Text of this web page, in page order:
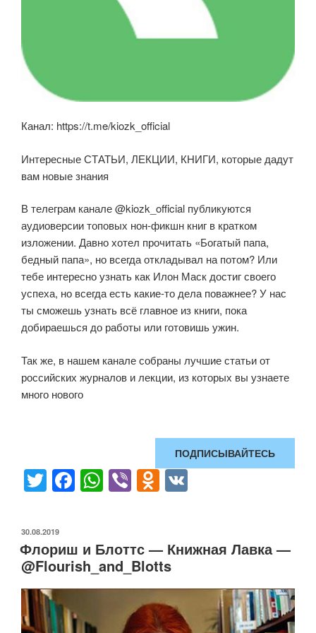
Канал: https://t.me/kiozk_official
Интересные СТАТЬИ, ЛЕКЦИИ, КНИГИ, которые дадут
вам новые знания
В телеграм канале @kiozk_official публикуются
аудиоверсии топовых нон-фикшн книг в кратком
изложении. Давно хотел прочитать «Богатый папа,
бедный папа», но всегда откладывал на потом? Или
тебе интересно узнать как Илон Маск достиг своего
успеха, но всегда есть какие-то дела поважнее? У нас
ты сможешь узнать всё главное из книги, пока
добираешься до работы или готовишь ужин.
Так же, в нашем канале собраны лучшие статьи от
российских журналов и лекции, из которых вы узнаете
много нового
ПОДПИСЫВАЙТЕСЬ
T
wi
tt
er
F
a
e
b
o
o
W
h
s
A
p
Vi
b
O
d
o
kl
a
ss
ОПУБЛИКОВАНО
30.08.2019
Флориш и Блоттс — Книжная Лавка —
@Flourish_and_Blotts